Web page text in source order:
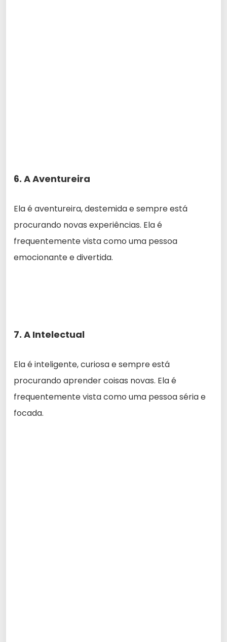
6. A Aventureira
Ela é aventureira, destemida e sempre está
procurando novas experiências. Ela é
frequentemente vista como uma pessoa
emocionante e divertida.
7. A Intelectual
Ela é inteligente, curiosa e sempre está
procurando aprender coisas novas. Ela é
frequentemente vista como uma pessoa séria e
focada.